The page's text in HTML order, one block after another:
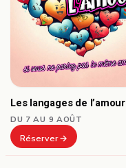
Les langages de l’amour
DU 7 AU 9 AOÛT
Réserver